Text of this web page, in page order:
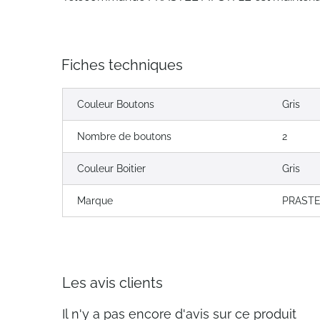
Fiches techniques
Couleur Boutons Gris
Nombre de boutons 2
Couleur Boitier Gris
Marque
Les avis clients
Il n'y a pas encore d'avis sur ce produit